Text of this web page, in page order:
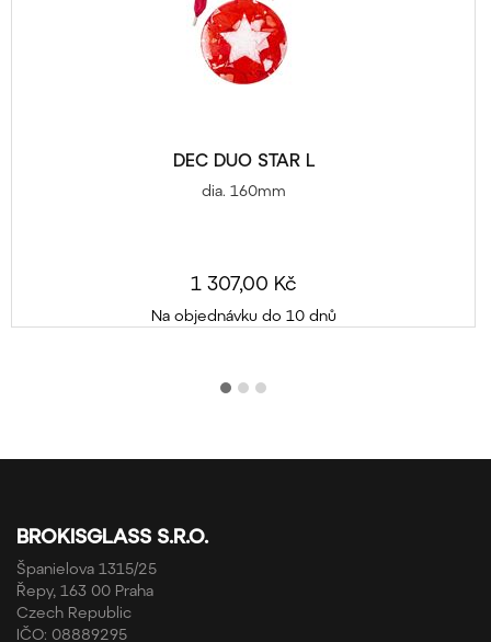
DEC DUO STAR L
dia. 160mm
1 307,00 Kč
Na objednávku do 10 dnů
BROKISGLASS S.R.O.
Španielova 1315/25
Řepy, 163 00 Praha
Czech Republic
IČO: 08889295